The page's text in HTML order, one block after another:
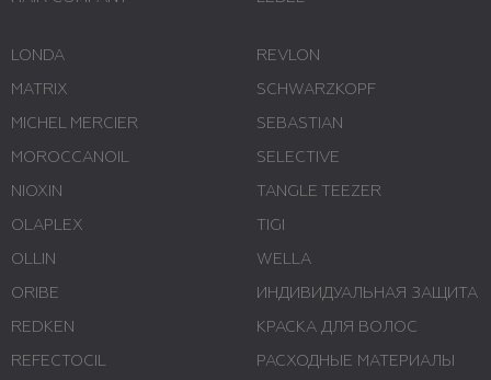
LONDA
MATRIX
MICHEL MERCIER
MOROCCANOIL
NIOXIN
OLAPLEX
OLLIN
ORIBE
REDKEN
REFECTOCIL
REVLON
SCHWARZKOPF
SEBASTIAN
SELECTIVE
TANGLE TEEZER
TIGI
WELLA
ИНДИВИДУАЛЬНАЯ ЗАЩИТА
КРАСКА ДЛЯ ВОЛОС
РАСХОДНЫЕ МАТЕРИАЛЫ